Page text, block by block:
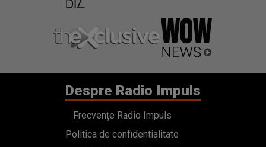
Despre Radio Impuls
Frecvențe Radio Impuls
Politica de confidentialitate